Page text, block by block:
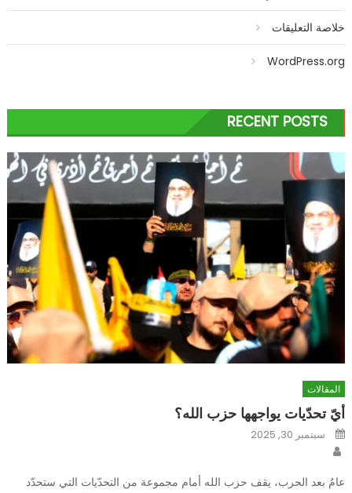
خلاصة التعليقات
WordPress.org
RECENT POSTS
المقالات
أيّ تحدّيات يواجهها حزب الله؟
Posted
onسبتمبر 30, 2025
عامٌ بعد الحرب، يقف حزب الله أمام مجموعة من التحدّيات التي ستحدّد